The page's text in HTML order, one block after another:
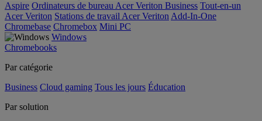
Aspire Ordinateurs de bureau Acer Veriton Business Tout-en-un
Acer Veriton Stations de travail Acer Veriton Add-In-One
Chromebase Chromebox Mini PC
Windows
Chromebooks
Par catégorie
Business Cloud gaming Tous les jours Éducation
Par solution